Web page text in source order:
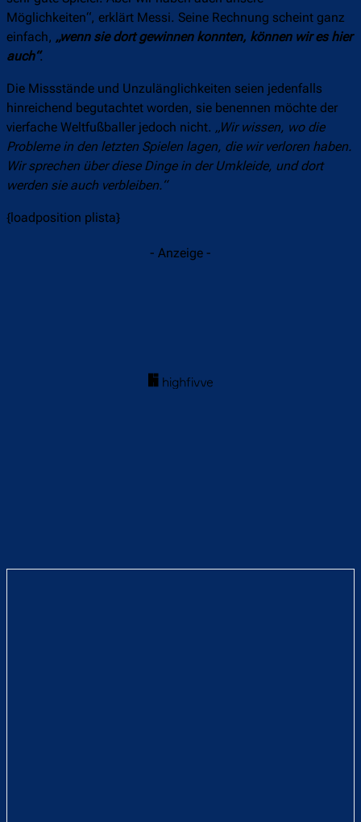
Möglichkeiten“, erklärt Messi. Seine Rechnung scheint ganz
einfach, „wenn sie dort gewinnen konnten, können wir es hier
auch“.
Die Missstände und Unzulänglichkeiten seien jedenfalls
hinreichend begutachtet worden, sie benennen möchte der
vierfache Weltfußballer jedoch nicht. „Wir wissen, wo die
Probleme in den letzten Spielen lagen, die wir verloren haben.
Wir sprechen über diese Dinge in der Umkleide, und dort
werden sie auch verbleiben.“
{loadposition plista}
- Anzeige -